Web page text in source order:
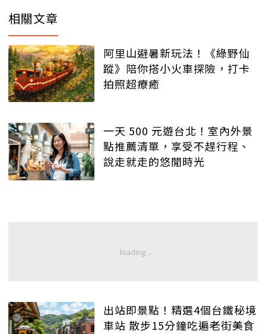
相關文章
阿里山避暑新玩法！《綠野仙
蹤》陪你搭小火車探險，打卡
拍照超療癒
一天 500 元遊台北！室內外景
點推薦清單，享受不趕行程、
說走就走的悠閒時光
出站即景點！精選4個台鐵秘境
車站 散步15分鐘吃遍老街美食